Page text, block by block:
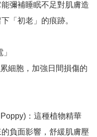
彌補睡眠不足對肌膚造
「初老」的痕跡。
細胞，加強日間損傷的
：這種植物精華
負面影響，舒緩肌膚壓